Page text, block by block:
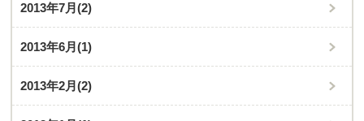
2013年7月(2)
2013年6月(1)
2013年2月(2)